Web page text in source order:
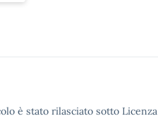
è stato rilasciato sotto Licenza